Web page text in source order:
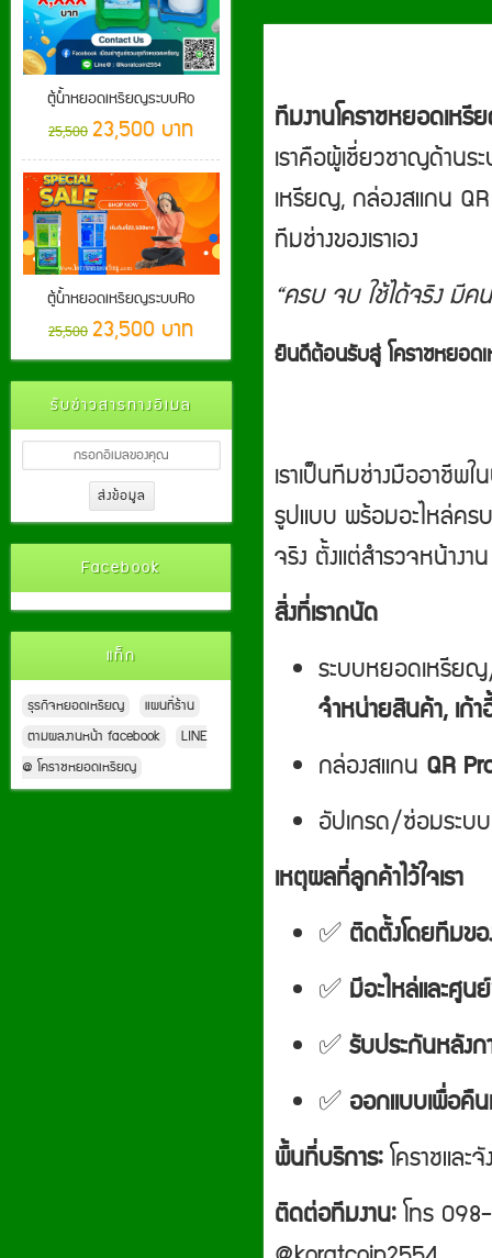
ตู้น้ำหยอดเหรียญระบบRo
25,500 23,500 บาท
ตู้น้ำหยอดเหรียญระบบRo
25,500 23,500 บาท
รับข่าวสารทางอีเมล
Facebook
แท็ก
ธุรกิจหยอดเหรียญ
แผนที่ร้าน
ตามผลงานหน้า facebook
LINE
@ โคราชหยอดเหรียญ
ทีมงานโคราชหยอดเห
เราคือผู้เชี่ยวชาญด้าน
เหรียญ, กล่องสแกน
ทีมช่างของเราเอง
“ครบ จบ ใช้ได้จริง มีค
ยินดีต้อนรับสู่ โคราชหยอ
เราเป็นทีมช่างมืออาชีพ
รูปแบบ พร้อมอะไหล่คร
จริง ตั้งแต่สำรวจหน้าง
สิ่งที่เราถนัด
ระบบหยอดเหรีย
จำหน่ายสินค้า, เก้
กล่องสแกน QR
อัปเกรด/ซ่อมระบ
เหตุผลที่ลูกค้าไว้ใจเรา
✅ ติดตั้งโดยทีมขอ
✅ มีอะไหล่และศูน
✅รับประกันหลังก
✅ ออกแบบเพื่อคื
พื้นที่บริการ:โคราชและ
ติดต่อทีมงาน:โทร